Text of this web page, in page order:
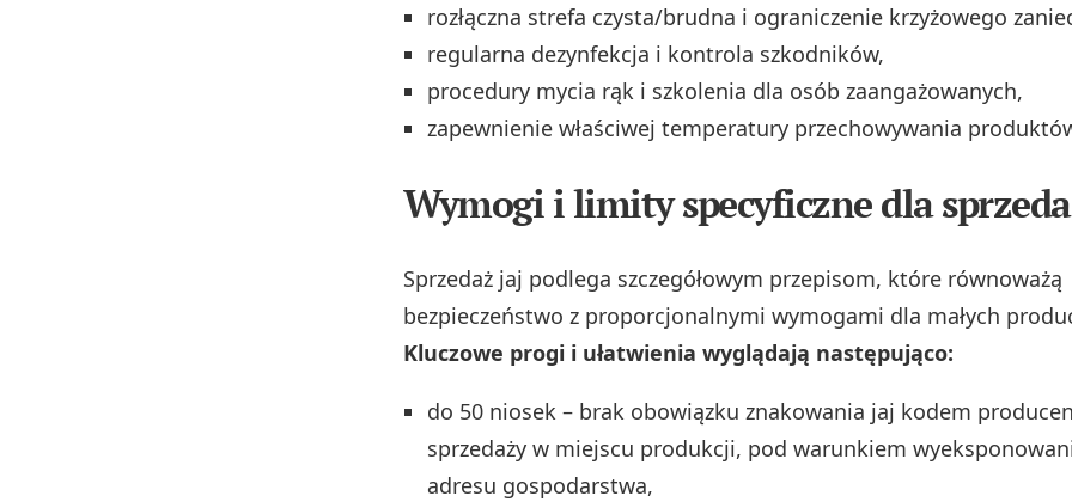
rozłączna strefa czysta/brudna i ograniczenie krzyżowego
regularna dezynfekcja i kontrola szkodników,
procedury mycia rąk i szkolenia dla osób zaangażowanych,
zapewnienie właściwej temperatury przechowywania
Wymogi i limity specyficzne dla
Sprzedaż jaj podlega szczegółowym przepisom, które równoważą
bezpieczeństwo z proporcjonalnymi wymogami dla małych
Kluczowe progi i ułatwienia wyglądają następująco:
do 50 niosek – brak obowiązku znakowania jaj kodem
sprzedaży w miejscu produkcji, pod warunkiem
adresu gospodarstwa,